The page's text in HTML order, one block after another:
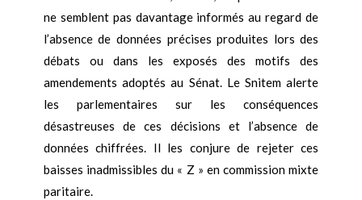
ne semblent pas davantage informés au regard de
l’absence de données précises produites lors des
débats ou dans les exposés des motifs des
amendements adoptés au Sénat. Le Snitem alerte
les parlementaires sur les conséquences
désastreuses de ces décisions et l’absence de
données chiffrées. Il les conjure de rejeter ces
baisses inadmissibles du « Z » en commission mixte
paritaire.